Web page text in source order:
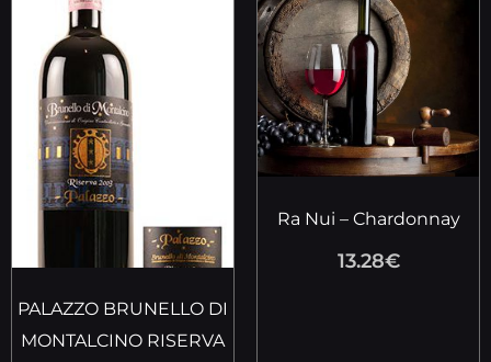
PALAZZO BRUNELLO DI
MONTALCINO RISERVA
Ra Nui – Chardonnay
13.28€